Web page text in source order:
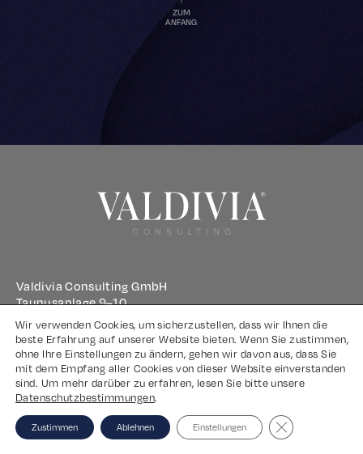
ZUM
ANFANG
Valdivia Consulting GmbH
Taunusanlage 9–10
60329 Frankfurt am Main
Impressum
Datenschutz
Wir verwenden Cookies, um sicherzustellen, dass wir Ihnen die
beste Erfahrung auf unserer Website bieten. Wenn Sie zustimmen,
ohne Ihre Einstellungen zu ändern, gehen wir davon aus, dass Sie
mit dem Empfang aller Cookies von dieser Website einverstanden
sind. Um mehr darüber zu erfahren, lesen Sie bitte unsere
Datenschutzbestimmungen.
Zustimmen Ablehnen Einstellungen Close GDPR